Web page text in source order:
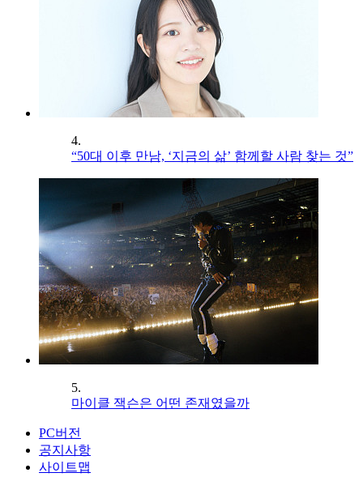
4.
“50대 이후 만남, ‘지금의 삶’ 함께할 사람 찾는 것”
5.
마이클 잭슨은 어떤 존재였을까
PC버전
공지사항
사이트맵